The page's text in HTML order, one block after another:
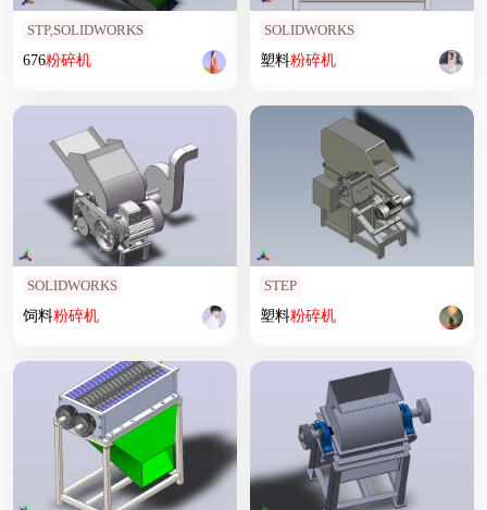
STP,SOLIDWORKS
676粉碎机
SOLIDWORKS
塑料粉碎机
SOLIDWORKS
饲料粉碎机
STEP
塑料粉碎机